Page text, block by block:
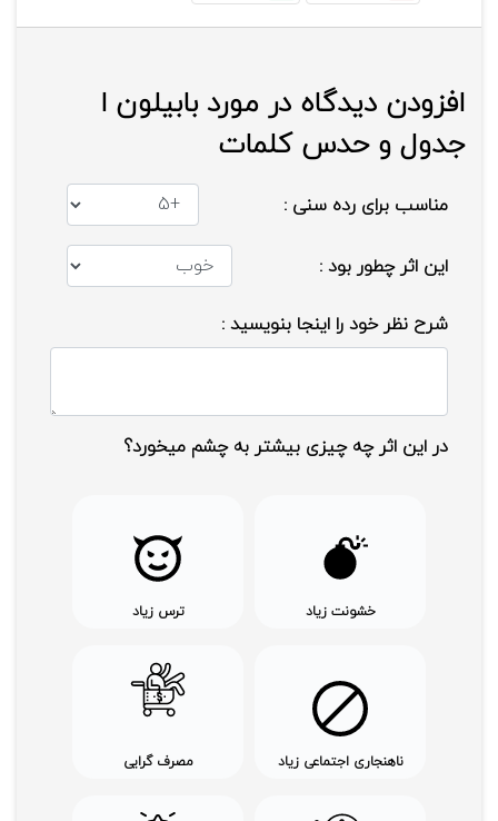
افزودن دیدگاه در مورد بابیلون ا
جدول و حدس کلمات
مناسب برای رده سنی :
این اثر چطور بود :
شرح نظر خود را اینجا بنویسید :
در این اثر چه چیزی بیشتر به چشم میخورد؟
خشونت زیاد ترس زیاد
ناهنجاری اجتماعی زیاد مصرف گرایی